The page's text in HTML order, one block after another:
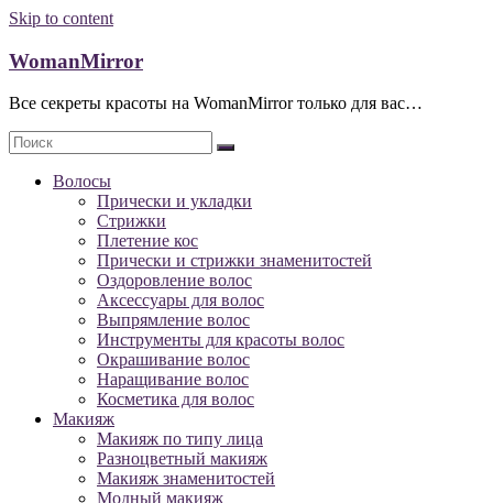
Skip to content
WomanMirror
Все секреты красоты на WomanMirror только для вас…
Волосы
Прически и укладки
Стрижки
Плетение кос
Прически и стрижки знаменитостей
Оздоровление волос
Аксессуары для волос
Выпрямление волос
Инструменты для красоты волос
Окрашивание волос
Наращивание волос
Косметика для волос
Макияж
Макияж по типу лица
Разноцветный макияж
Макияж знаменитостей
Модный макияж